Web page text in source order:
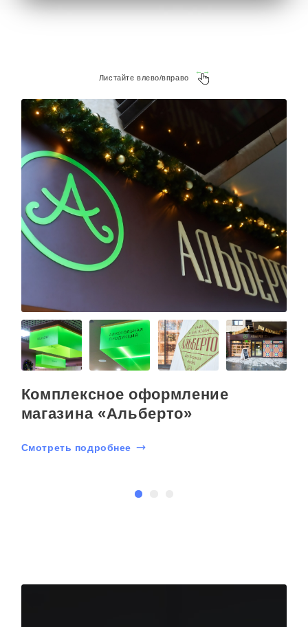
Листайте влево/вправо
Комплексное оформление
магазина «Альберто»
Смотреть подробнее